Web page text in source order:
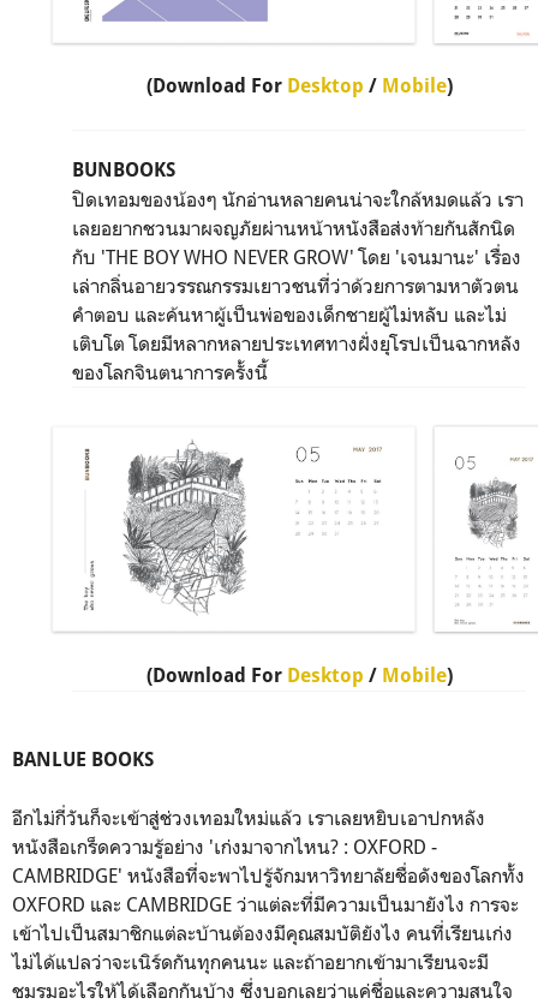
(Download For Desktop / Mobile)
BUNBOOKS
ปิดเทอมของน้องๆ นักอ่านหลายคนน่าจะใกล้หมดแล้ว เรา
เลยอยากชวนมาผจญภัยผ่านหน้าหนังสือส่งท้ายกันสักนิด
กับ 'THE BOY WHO NEVER GROW' โดย 'เจนมานะ' เรื่อง
เล่ากลิ่นอายวรรณกรรมเยาวชนที่ว่าด้วยการตามหาตัวตน
คำตอบ และค้นหาผู้เป็นพ่อของเด็กชายผู้ไม่หลับ และไม่
เติบโต โดยมีหลากหลายประเทศทางฝั่งยุโรปเป็นฉากหลัง
ของโลกจินตนาการครั้งนี้
(Download For Desktop / Mobile)
BANLUE BOOKS
อีกไม่กี่วันก็จะเข้าสู่ช่วงเทอมใหม่แล้ว เราเลยหยิบเอาปกหลัง
หนังสือเกร็ดความรู้อย่าง 'เก่งมาจากไหน? : OXFORD -
CAMBRIDGE' หนังสือที่จะพาไปรู้จักมหาวิทยาลัยชื่อดังของโลกทั้ง
OXFORD และ CAMBRIDGE ว่าแต่ละที่มีความเป็นมายังไง การจะ
เข้าไปเป็นสมาชิกแต่ละบ้านต้องงมีคุณสมบัติยังไง คนที่เรียนเก่ง
ไม่ได้แปลว่าจะเนิร์ดกันทุกคนนะ และถ้าอยากเข้ามาเรียนจะมี
ชมรมอะไรให้ได้เลือกกันบ้าง ซึ่งบอกเลยว่าแค่ชื่อและความสนใจ